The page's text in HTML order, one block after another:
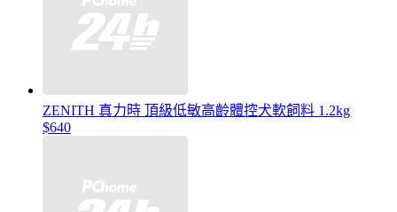
ZENITH 真力時 頂級低敏高齡體控犬軟飼料 1.2kg
$640